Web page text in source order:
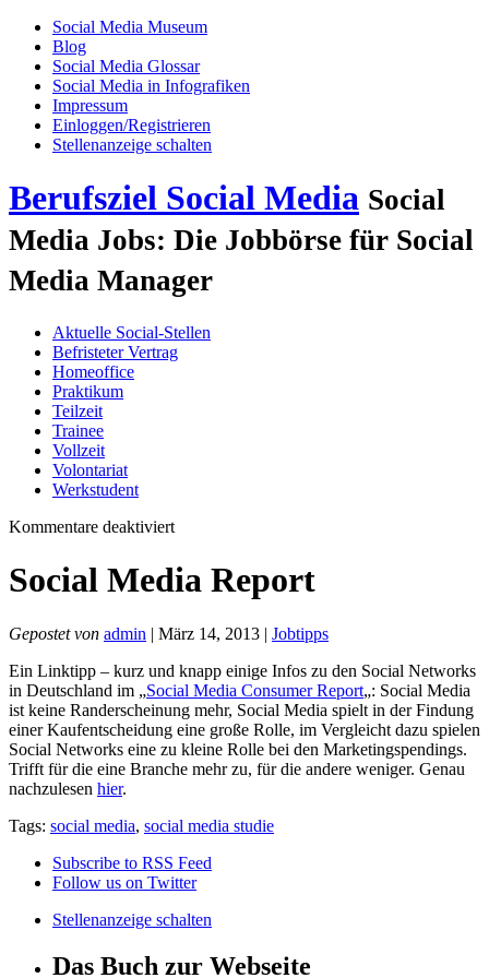
Social Media Museum
Blog
Social Media Glossar
Social Media in Infografiken
Impressum
Einloggen/Registrieren
Stellenanzeige schalten
Berufsziel Social Media Social
Media Jobs: Die Jobbörse für Social
Media Manager
Aktuelle Social-Stellen
Befristeter Vertrag
Homeoffice
Praktikum
Teilzeit
Trainee
Vollzeit
Volontariat
Werkstudent
Kommentare deaktiviertfür
Media
Report
Social Media Report
Gepostet von admin | März 14, 2013 | Jobtipps
Ein Linktipp – kurz und knapp einige Infos zu den Social Networks
in Deutschland im „Social Media Consumer Report„: Social Media
ist keine Randerscheinung mehr, Social Media spielt in der Findung
einer Kaufentscheidung eine große Rolle, im Vergleicht dazu spielen
Social Networks eine zu kleine Rolle bei den Marketingspendings.
Trifft für die eine Branche mehr zu, für die andere weniger. Genau
nachzulesen hier.
Tags: social media, social media studie
Subscribe to RSS Feed
Follow us on Twitter
Stellenanzeige schalten
Das Buch zur Webseite